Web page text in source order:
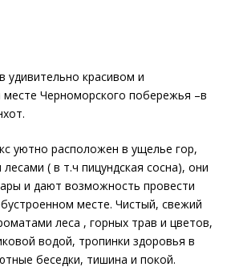
красивом и
месте Черноморского побережья –в
уютно расположен в ущелье гор,
( в т.ч пицундская сосна), они
и дают возможность провести
месте. Чистый, свежий
леса , горных трав и цветов,
водой, тропинки здоровья в
беседки, тишина и покой.